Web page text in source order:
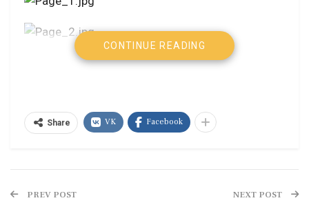
CONTINUE READING
Share VK Facebook
PREV POST NEXT POST